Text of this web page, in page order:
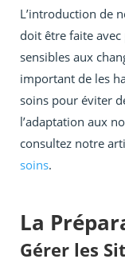
L’introduction de
doit être faite
sensibles aux
important de les
soins pour éviter
l’adaptation aux
consultez notre
soins.
La
Gérer les